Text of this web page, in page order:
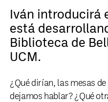
Iván introducirá
está
Biblioteca de
UCM.
¿Qué dirían, las mesas
dejamos hablar? ¿Qué